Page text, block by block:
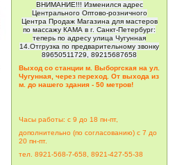
ВНИМАНИЕ!!! Изменился адрес
Центрального Оптово-розничного
Центра Продаж Магазина для мастеров
по массажу КАМА в г. Санкт-Петербург:
теперь по адресу улица Чугунная
14.Отгрузка по предварительному звонку
89650511729, 89215687658
Выход со станции м. Выборгская на ул.
Чугунная, через переход. От выхода из
м. до нашего здания - 50 метров!
Часы работы: с 9 до 18 пн-пт,
дополнительно (по согласованию) с 7 до
20 пн-пт.
тел. 8921-568-7-658, 8921-427-55-38